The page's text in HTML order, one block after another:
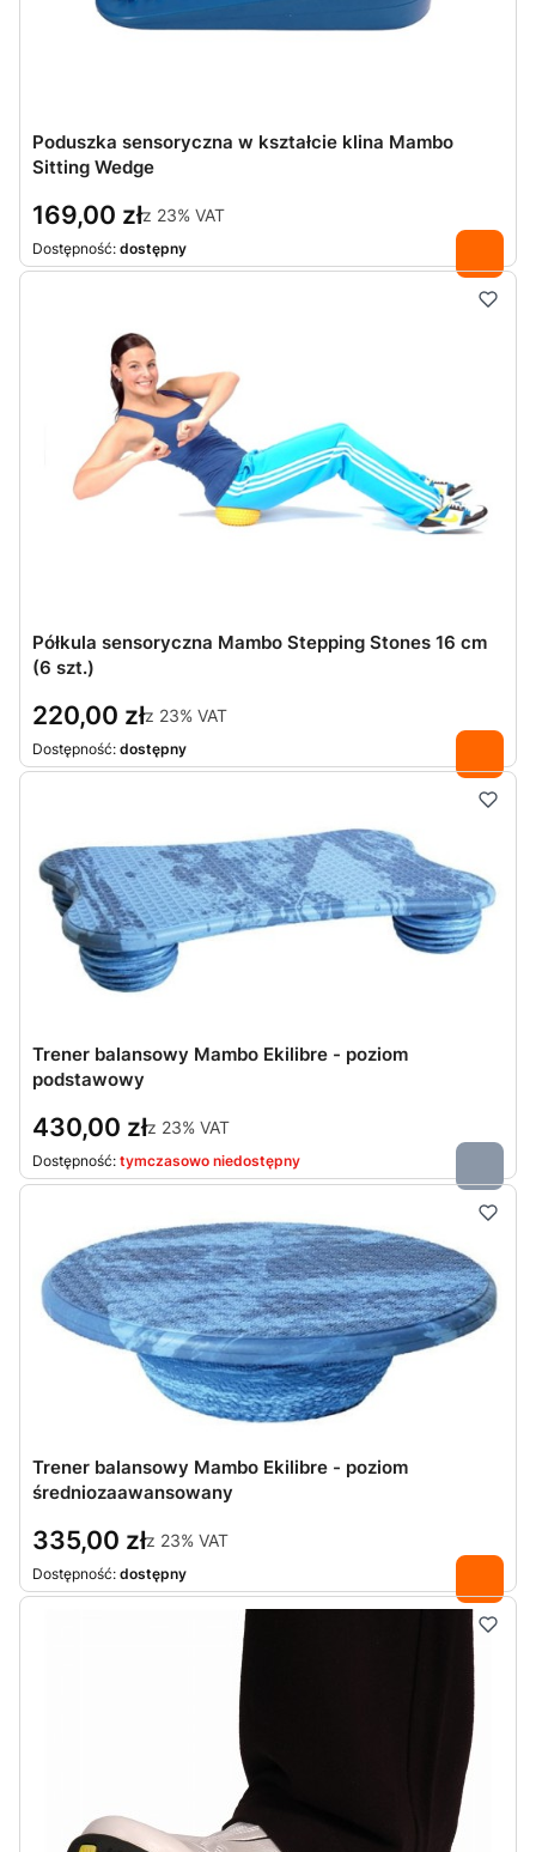
Poduszka sensoryczna w kształcie klina Mambo
Sitting Wedge
169,00 złz 23% VAT
Dostępność: dostępny
Półkula sensoryczna Mambo Stepping Stones 16 cm
(6 szt.)
220,00 złz 23% VAT
Dostępność: dostępny
Trener balansowy Mambo Ekilibre - poziom
podstawowy
430,00 złz 23% VAT
Dostępność: tymczasowo niedostępny
Trener balansowy Mambo Ekilibre - poziom
średniozaawansowany
335,00 złz 23% VAT
Dostępność: dostępny